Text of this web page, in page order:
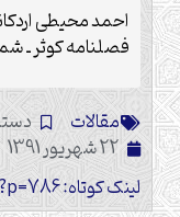
احمد محيطى
فصلنامه كوثر ـ شماره 40ـ
مقالات
22 شهریور 1391
لینک کوتاه: https://sokhanetarikh.com/?p=786